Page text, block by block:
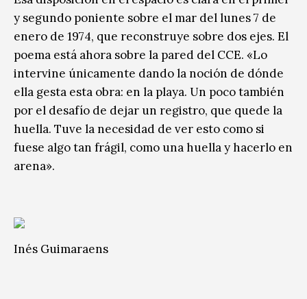
y segundo poniente sobre el mar del lunes 7 de
enero de 1974, que reconstruye sobre dos ejes. El
poema está ahora sobre la pared del CCE. «Lo
intervine únicamente dando la noción de dónde
ella gesta esta obra: en la playa. Un poco también
por el desafío de dejar un registro, que quede la
huella. Tuve la necesidad de ver esto como si
fuese algo tan frágil, como una huella y hacerlo en
arena».
Inés Guimaraens